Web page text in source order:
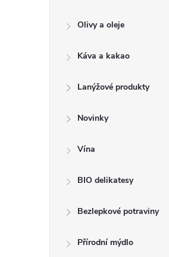
Olivy a oleje
Káva a kakao
Lanýžové produkty
Novinky
Vína
BIO delikatesy
Bezlepkové potraviny
Přírodní mýdlo